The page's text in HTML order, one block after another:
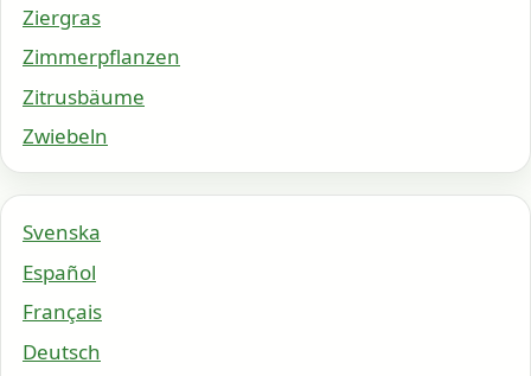
Ziergras
Zimmerpflanzen
Zitrusbäume
Zwiebeln
Svenska
Español
Français
Deutsch